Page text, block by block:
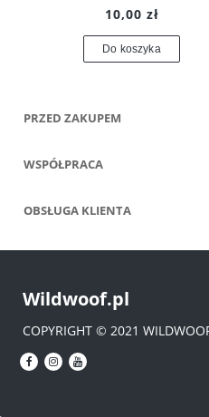
10,00 zł
Do koszyka
PRZED ZAKUPEM
WSPÓŁPRACA
OBSŁUGA KLIENTA
Wildwoof.pl
COPYRIGHT © 2021